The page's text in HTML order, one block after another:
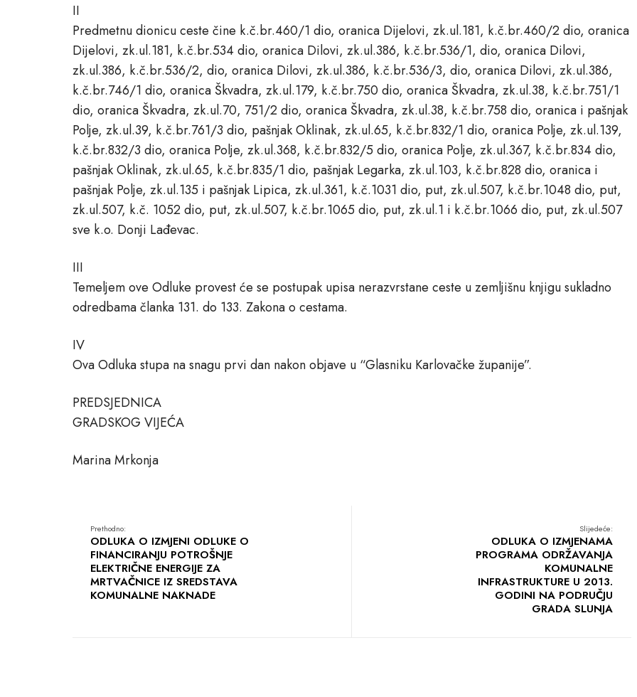
II
Predmetnu dionicu ceste čine k.č.br.460/1 dio, oranica Dijelovi, zk.ul.181, k.č.br.460/2 dio, oranica
Dijelovi, zk.ul.181, k.č.br.534 dio, oranica Dilovi, zk.ul.386, k.č.br.536/1, dio, oranica Dilovi,
zk.ul.386, k.č.br.536/2, dio, oranica Dilovi, zk.ul.386, k.č.br.536/3, dio, oranica Dilovi, zk.ul.386,
k.č.br.746/1 dio, oranica Škvadra, zk.ul.179, k.č.br.750 dio, oranica Škvadra, zk.ul.38, k.č.br.751/1
dio, oranica Škvadra, zk.ul.70, 751/2 dio, oranica Škvadra, zk.ul.38, k.č.br.758 dio, oranica i pašnjak
Polje, zk.ul.39, k.č.br.761/3 dio, pašnjak Oklinak, zk.ul.65, k.č.br.832/1 dio, oranica Polje, zk.ul.139,
k.č.br.832/3 dio, oranica Polje, zk.ul.368, k.č.br.832/5 dio, oranica Polje, zk.ul.367, k.č.br.834 dio,
pašnjak Oklinak, zk.ul.65, k.č.br.835/1 dio, pašnjak Legarka, zk.ul.103, k.č.br.828 dio, oranica i
pašnjak Polje, zk.ul.135 i pašnjak Lipica, zk.ul.361, k.č.1031 dio, put, zk.ul.507, k.č.br.1048 dio, put,
zk.ul.507, k.č. 1052 dio, put, zk.ul.507, k.č.br.1065 dio, put, zk.ul.1 i k.č.br.1066 dio, put, zk.ul.507
sve k.o. Donji Lađevac.
III
Temeljem ove Odluke provest će se postupak upisa nerazvrstane ceste u zemljišnu knjigu sukladno
odredbama članka 131. do 133. Zakona o cestama.
IV
Ova Odluka stupa na snagu prvi dan nakon objave u “Glasniku Karlovačke županije”.
PREDSJEDNICA
GRADSKOG VIJEĆA
Marina Mrkonja
Prethodno:
ODLUKA O IZMJENI ODLUKE O
FINANCIRANJU POTROŠNJE
ELEKTRIČNE ENERGIJE ZA
MRTVAČNICE IZ SREDSTAVA
KOMUNALNE NAKNADE
Slijedeće:
ODLUKA O IZMJENAMA
PROGRAMA ODRŽAVANJA
KOMUNALNE
INFRASTRUKTURE U 2013.
GODINI NA PODRUČJU
GRADA SLUNJA